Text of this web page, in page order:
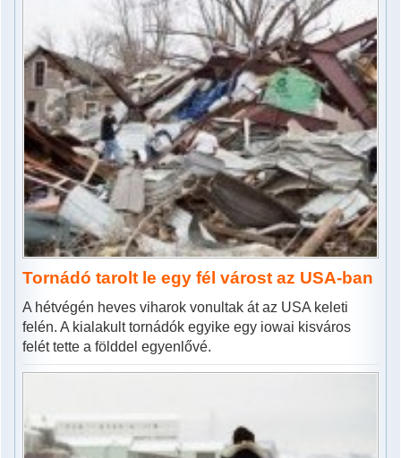
Tornádó tarolt le egy fél várost az USA-ban
A hétvégén heves viharok vonultak át az USA keleti
felén. A kialakult tornádók egyike egy iowai kisváros
felét tette a földdel egyenlővé.